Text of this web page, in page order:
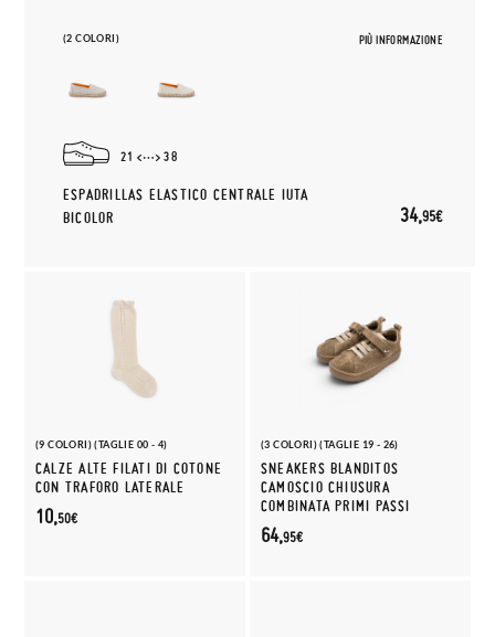
(2 COLORI) PIÙ INFORMAZIONE
21 38
ESPADRILLAS ELASTICO CENTRALE IUTA
BICOLOR
34,95€
(9 COLORI) (TAGLIE 00 - 4)
CALZE ALTE FILATI DI COTONE
CON TRAFORO LATERALE
10,50€
(3 COLORI) (TAGLIE 19 - 26)
SNEAKERS BLANDITOS
CAMOSCIO CHIUSURA
COMBINATA PRIMI PASSI
64,95€